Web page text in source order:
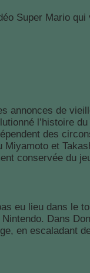
Super Mario
de
l’histoire
des
et
conservée du
eu lieu dans le
Nintendo. Dans
en escaladant